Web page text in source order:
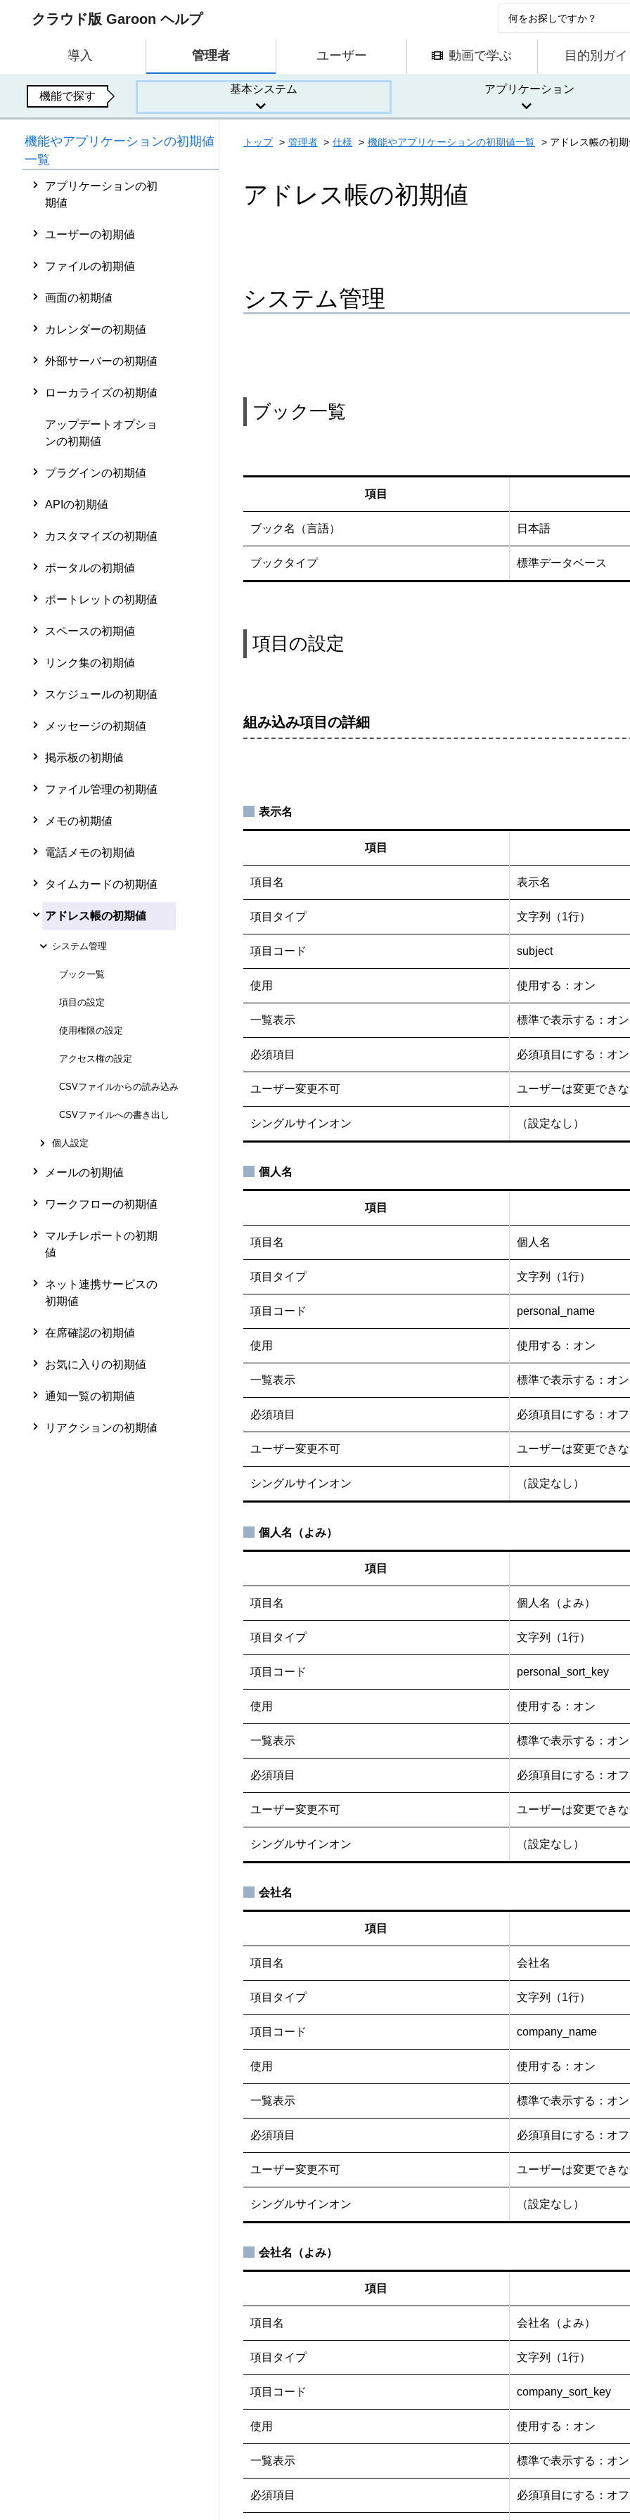
クラウド版 Garoon ヘルプ
導入 管理者 ユーザー 動画で学ぶ 目的別ガ
機能で探す
基本システム アプリケーション
機能やアプリケーションの初期値
一覧
アプリケーションの初
期値
ユーザーの初期値
ファイルの初期値
画面の初期値
カレンダーの初期値
外部サーバーの初期値
ローカライズの初期値
アップデートオプショ
ンの初期値
プラグインの初期値
APIの初期値
カスタマイズの初期値
ポータルの初期値
ポートレットの初期値
スペースの初期値
リンク集の初期値
スケジュールの初期値
メッセージの初期値
掲示板の初期値
ファイル管理の初期値
メモの初期値
電話メモの初期値
タイムカードの初期値
アドレス帳の初期値
システム管理
ブック一覧
項目の設定
使用権限の設定
アクセス権の設定
CSVファイルからの読み込み
CSVファイルへの書き出し
個人設定
メールの初期値
ワークフローの初期値
マルチレポートの初期
値
ネット連携サービスの
初期値
在席確認の初期値
お気に入りの初期値
通知一覧の初期値
リアクションの初期値
トップ 管理者 仕様 機能やアプリケーションの初期値一覧 アドレス帳の初
アドレス帳の初期値
システム管理
ブック一覧
項目
ブック名（言語） 日本語
ブックタイプ 標準データベース
項目の設定
組み込み項目の詳細
表示名
項目
項目名 表示名
項目タイプ 文字列（1行）
項目コード subject
使用 使用する：オン
一覧表示 標準で表示する：オン
必須項目 必須項目にする：オン
ユーザー変更不可 ユーザーは変更でき
シングルサインオン （設定なし）
個人名
項目
項目名 個人名
項目タイプ 文字列（1行）
項目コード personal_name
使用 使用する：オン
一覧表示 標準で表示する：オン
必須項目 必須項目にする：オフ
ユーザー変更不可 ユーザーは変更でき
シングルサインオン （設定なし）
個人名（よみ）
項目
項目名 個人名（よみ）
項目タイプ 文字列（1行）
項目コード personal_sort_key
使用 使用する：オン
一覧表示 標準で表示する：オン
必須項目 必須項目にする：オフ
ユーザー変更不可 ユーザーは変更でき
シングルサインオン （設定なし）
会社名
項目
項目名 会社名
項目タイプ 文字列（1行）
項目コード company_name
使用 使用する：オン
一覧表示 標準で表示する：オン
必須項目 必須項目にする：オフ
ユーザー変更不可 ユーザーは変更でき
シングルサインオン （設定なし）
会社名（よみ）
項目
項目名 会社名（よみ）
項目タイプ 文字列（1行）
項目コード company_sort_key
使用 使用する：オン
一覧表示 標準で表示する：オン
必須項目 必須項目にする：オフ